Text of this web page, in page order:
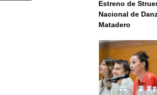
Estreno de
Nacional de
Matadero